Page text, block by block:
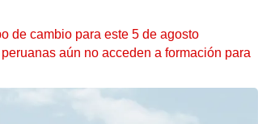
de cambio para este 5 de agosto
aún no acceden a formación para